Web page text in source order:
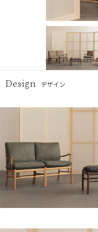
Design デザイン